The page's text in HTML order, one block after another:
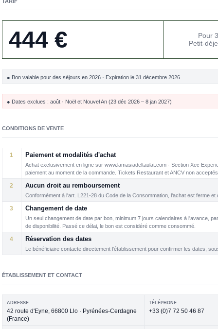
444 €
Pour
Petit-
● Bon valable pour des séjours en 2026 · Expiration le 31 décembre 2026
● Dates exclues : août · Noël et Nouvel An (23 déc 2026 – 8 jan 2027)
CONDITIONS DE VENTE
1 Paiement et modalités d'achat
Achat exclusivement en ligne sur www.lamasiadeltaulat.com · Section Xec
paiement au moment de la commande. Tickets Restaurant et ANCV non
2 Aucun droit au remboursement
Conformément à l'art. L221-28 du Code de la Consommation, l'achat est ferme et
3 Changement de date
Un seul changement de date par bon, minimum 7 jours calendaires à l'avance,
de disponibilité. Passé ce délai, le bon est considéré comme consommé.
4 Réservation des dates
Le bénéficiaire contacte directement l'établissement pour confirmer les dates,
ÉTABLISSEMENT ET CONTACT
ADRESSE
42 route d'Eyne, 66800 Llo · Pyrénées-Cerdagne
(France)
TÉLÉPHONE
+33 (0)7 72 50 46 87